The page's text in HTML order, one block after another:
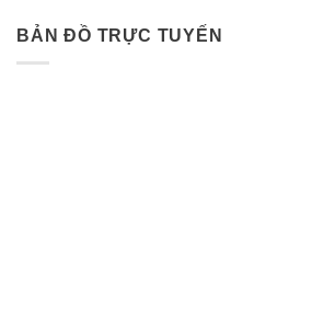
BẢN ĐỒ TRỰC TUYẾN